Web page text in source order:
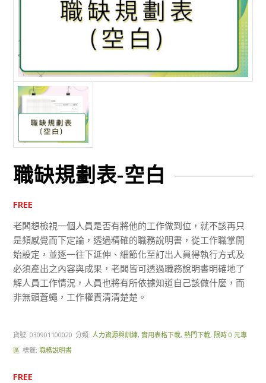
職缺規劃表-空白
FREE
老闆想檢視一個人員是否有將他的工作做到位，就不該再只
是頻感覺而下定論，透過精確的職務說明書，從工作職掌開
始設定，並逐一往下延伸、細節化至訂出人員得執行方式及
必須產出之內容與成果，老闆皆可透過職務說明書明確地了
解人員工作情況，人員也將有所依據知道自己該做什麼，而
非無頭蒼蠅，工作權責清清楚楚。
貨號: 030901100020 分類:人力資源與訓練,實用表格下載,熱門下載, 限時 0 元專
區 標籤:職務說明書
FREE